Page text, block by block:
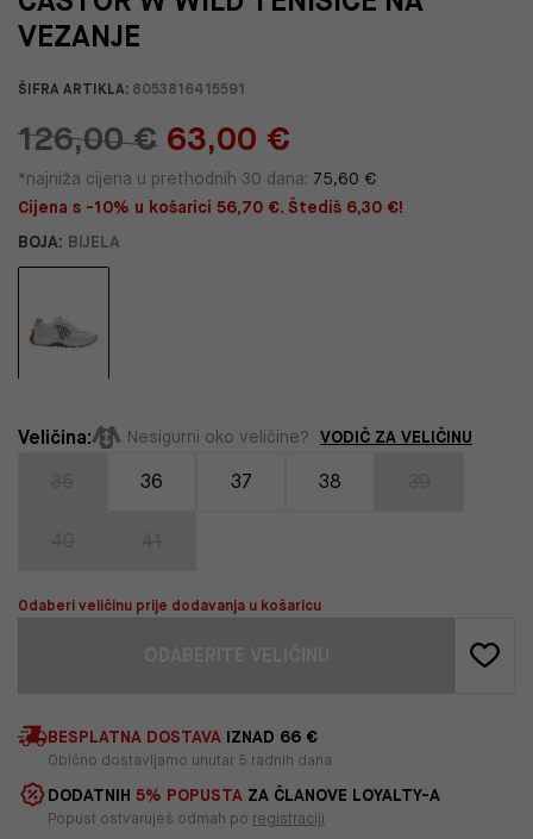
VEZANJE
ŠIFRA ARTIKLA: 8053816415591
126,00 € 63,00 €
*najniža cijena u prethodnih 30 dana: 75,60 €
Cijena s -10% u košarici 56,70 €. Štediš 6,30 €!
BOJA: BIJELA
Veličina: Nesigurni oko veličine? VODIČ ZA VELIČINU
36 37 38
Odaberi veličinu prije dodavanja u košaricu
BESPLATNA DOSTAVA IZNAD 66 €
Obično dostavljamo unutar 5 radnih dana
DODATNIH 5% POPUSTA ZA ČLANOVE LOYALTY-A
Popust ostvaruješ odmah po registraciji